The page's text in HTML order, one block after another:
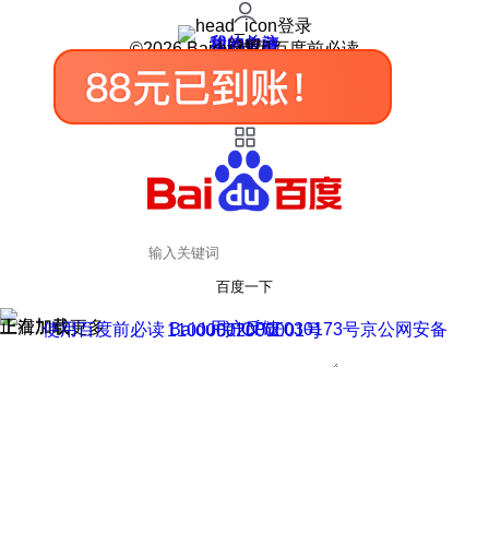
登录
我的关注
我的收藏
皮肤中心
用户反馈
设置
©2026 Baidu 使用百度前必读
百度一下
正在加载
上滑加载更多 用户反馈
使用百度前必读 Baidu 京ICP证030173号
京公网安备11000002000001号